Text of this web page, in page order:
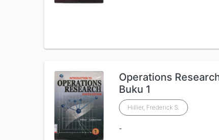
Operations
Buku 1
Hillier, Frederick S.
-